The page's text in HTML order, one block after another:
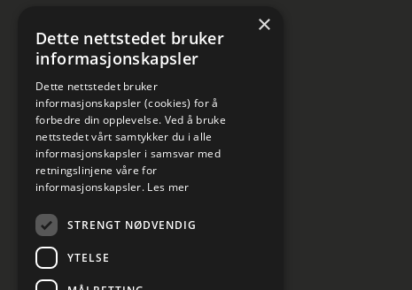
×
Dette nettstedet bruker
informasjonskapsler
Dette nettstedet bruker
informasjonskapsler (cookies) for å
forbedre din opplevelse. Ved å bruke
nettstedet vårt samtykker du i alle
informasjonskapsler i samsvar med
retningslinjene våre for
informasjonskapsler. Les mer
STRENGT NØDVENDIG
YTELSE